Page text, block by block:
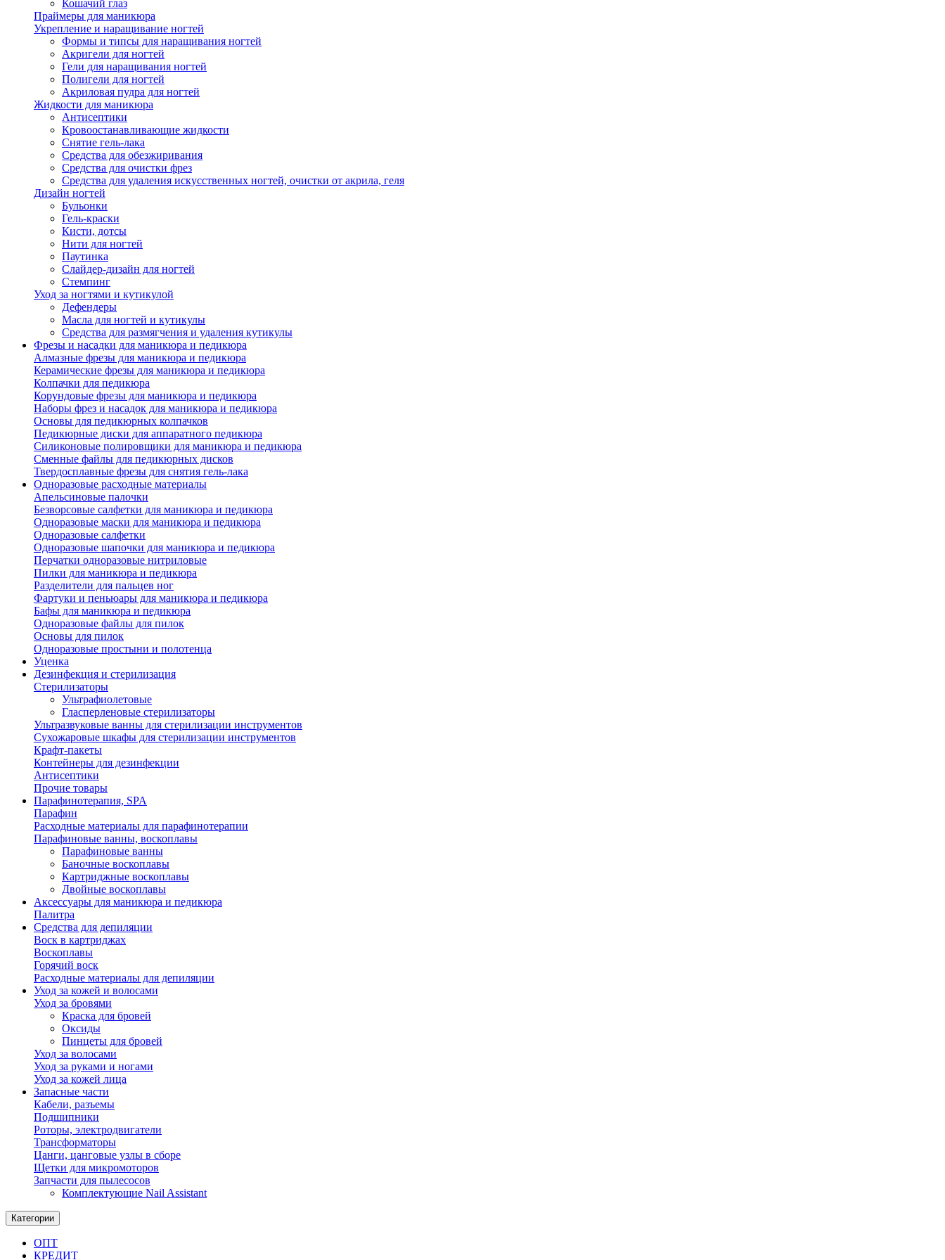
Кошачий глаз
Праймеры для маникюра
Укрепление и наращивание ногтей
Формы и типсы для наращивания ногтей
Акригели для ногтей
Гели для наращивания ногтей
Полигели для ногтей
Акриловая пудра для ногтей
Жидкости для маникюра
Антисептики
Кровоостанавливающие жидкости
Снятие гель-лака
Средства для обезжиривания
Средства для очистки фрез
Средства для удаления искусственных ногтей, очистки от акрила, геля
Дизайн ногтей
Бульонки
Гель-краски
Кисти, дотсы
Нити для ногтей
Паутинка
Слайдер-дизайн для ногтей
Стемпинг
Уход за ногтями и кутикулой
Дефендеры
Масла для ногтей и кутикулы
Средства для размягчения и удаления кутикулы
Фрезы и насадки для маникюра и педикюра
Алмазные фрезы для маникюра и педикюра
Керамические фрезы для маникюра и педикюра
Колпачки для педикюра
Корундовые фрезы для маникюра и педикюра
Наборы фрез и насадок для маникюра и педикюра
Основы для педикюрных колпачков
Педикюрные диски для аппаратного педикюра
Силиконовые полировщики для маникюра и педикюра
Сменные файлы для педикюрных дисков
Твердосплавные фрезы для снятия гель-лака
Одноразовые расходные материалы
Апельсиновые палочки
Безворсовые салфетки для маникюра и педикюра
Одноразовые маски для маникюра и педикюра
Одноразовые салфетки
Одноразовые шапочки для маникюра и педикюра
Перчатки одноразовые нитриловые
Пилки для маникюра и педикюра
Разделители для пальцев ног
Фартуки и пеньюары для маникюра и педикюра
Бафы для маникюра и педикюра
Одноразовые файлы для пилок
Основы для пилок
Одноразовые простыни и полотенца
Уценка
Дезинфекция и стерилизация
Стерилизаторы
Ультрафиолетовые
Гласперленовые стерилизаторы
Ультразвуковые ванны для стерилизации инструментов
Сухожаровые шкафы для стерилизации инструментов
Крафт-пакеты
Контейнеры для дезинфекции
Антисептики
Прочие товары
Парафинотерапия, SPA
Парафин
Расходные материалы для парафинотерапии
Парафиновые ванны, воскоплавы
Парафиновые ванны
Баночные воскоплавы
Картриджные воскоплавы
Двойные воскоплавы
Аксессуары для маникюра и педикюра
Палитра
Средства для депиляции
Воск в картриджах
Воскоплавы
Горячий воск
Расходные материалы для депиляции
Уход за кожей и волосами
Уход за бровями
Краска для бровей
Оксиды
Пинцеты для бровей
Уход за волосами
Уход за руками и ногами
Уход за кожей лица
Запасные части
Кабели, разъемы
Подшипники
Роторы, электродвигатели
Трансформаторы
Цанги, цанговые узлы в сборе
Щетки для микромоторов
Запчасти для пылесосов
Комплектующие Nail Assistant
Категории
ОПТ
КРЕДИТ